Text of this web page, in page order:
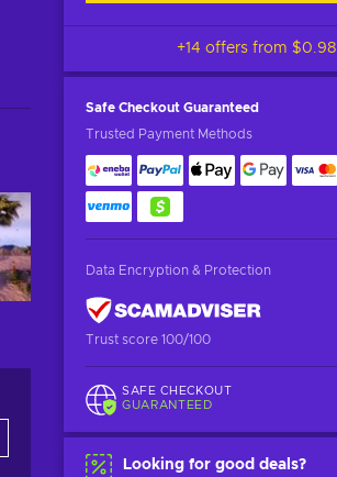
+14 offers from $0.98
Safe Checkout Guaranteed
Trusted Payment Methods
Data Encryption & Protection
Trust score 100/100
SAFE CHECKOUT
GUARANTEED
Looking for good deals?